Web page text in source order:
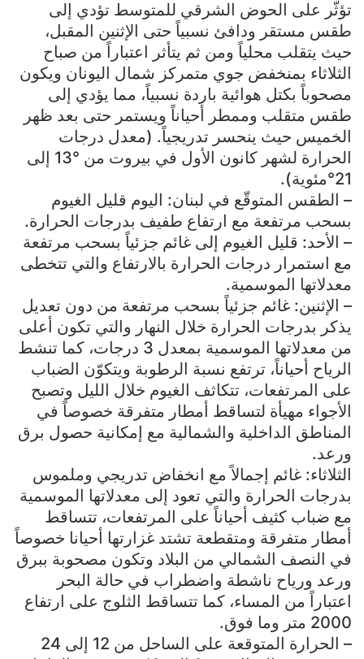
تؤثّر على الحوض الشرقي للمتوسط تؤدي إلى
طقس مستقر ودافئ نسبياً حتى الإثنين المقبل،
حيث يتقلب محلياً ومن ثم يتأثر اعتباراً من صباح
الثلاثاء بمنخفض جوي متمركز شمال اليونان ويكون
مصحوباً بكتل هوائية باردة نسبياً، مما يؤدي إلى
طقس متقلب وممطر أحياناً ويستمر حتى بعد ظهر
الخميس حيث ينحسر تدريجياً. (معدل درجات
الحرارة لشهر كانون الأول في بيروت من °13 إلى
21°مئوية).
– الطقس المتوقّع في لبنان: اليوم قليل الغيوم
بسحب مرتفعة مع ارتفاع طفيف بدرجات الحرارة.
– الأحد: قليل الغيوم إلى غائم جزئياً بسحب مرتفعة
مع استمرار درجات الحرارة بالارتفاع والتي تتخطى
معدلاتها الموسمية.
– الإثنين: غائم جزئياً بسحب مرتفعة من دون تعديل
يذكر بدرجات الحرارة خلال النهار والتي تكون أعلى
من معدلاتها الموسمية بمعدل 3 درجات، كما تنشط
الرياح أحياناً، ترتفع نسبة الرطوبة ويتكوّن الضباب
على المرتفعات، تتكاثف الغيوم خلال الليل وتصبح
الأجواء مهيأة لتساقط أمطار متفرقة خصوصاً في
المناطق الداخلية والشمالية مع إمكانية حصول برق
ورعد.
الثلاثاء: غائم إجمالاً مع انخفاض تدريجي وملموس
بدرجات الحرارة والتي تعود إلى معدلاتها الموسمية
مع ضباب كثيف أحياناً على المرتفعات، تتساقط
أمطار متفرقة ومتقطعة تشتد غزارتها أحيانا خصوصاً
في النصف الشمالي من البلاد وتكون مصحوبة ببرق
ورعد ورياح ناشطة واضطراب في حالة البحر
اعتباراً من المساء، كما تتساقط الثلوج على ارتفاع
2000 متر وما فوق.
– الحرارة المتوقعة على الساحل من 12 إلى 24